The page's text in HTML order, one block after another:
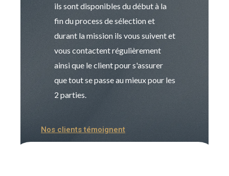
ils sont disponibles du début à la
fin du process de sélection et
durant la mission ils vous suivent et
vous contactent régulièrement
ainsi que le client pour s'assurer
que tout se passe au mieux pour les
2 parties.
Nos clients témoignent